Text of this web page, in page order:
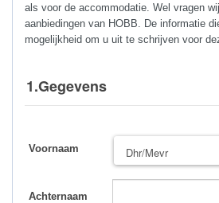
als voor de accommodatie. Wel vragen
aanbiedingen van HOBB. De informatie
mogelijkheid om u uit te schrijven voor
1.Gegevens
Voornaam
Achternaam